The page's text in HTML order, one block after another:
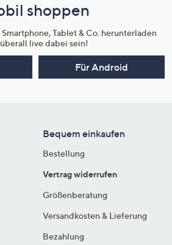
shoppen
Tablet & Co. herunterladen
live dabei sein!
Für Android
Bequem einkaufen
Bestellung
Vertrag widerrufen
Größenberatung
Versandkosten & Lieferung
Bezahlung